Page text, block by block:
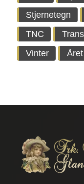
Stjernetegn
TNC
Vinter
Året